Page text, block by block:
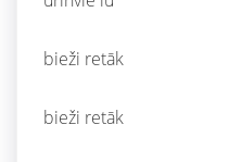
bieži retāk
bieži retāk